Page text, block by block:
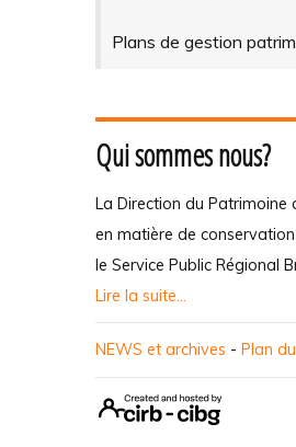
Plans de gestion
Qui sommes nous?
La Direction du Patrimoine
en matière de
le Service Public Régional
Lire la suite...
NEWS et archives - Plan